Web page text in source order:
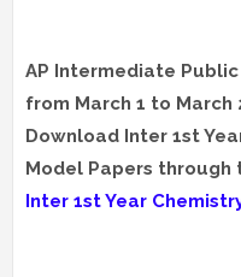
AP Intermediate
from March 1 to March
Download Inter 1st
Model Papers through
Inter 1st Year